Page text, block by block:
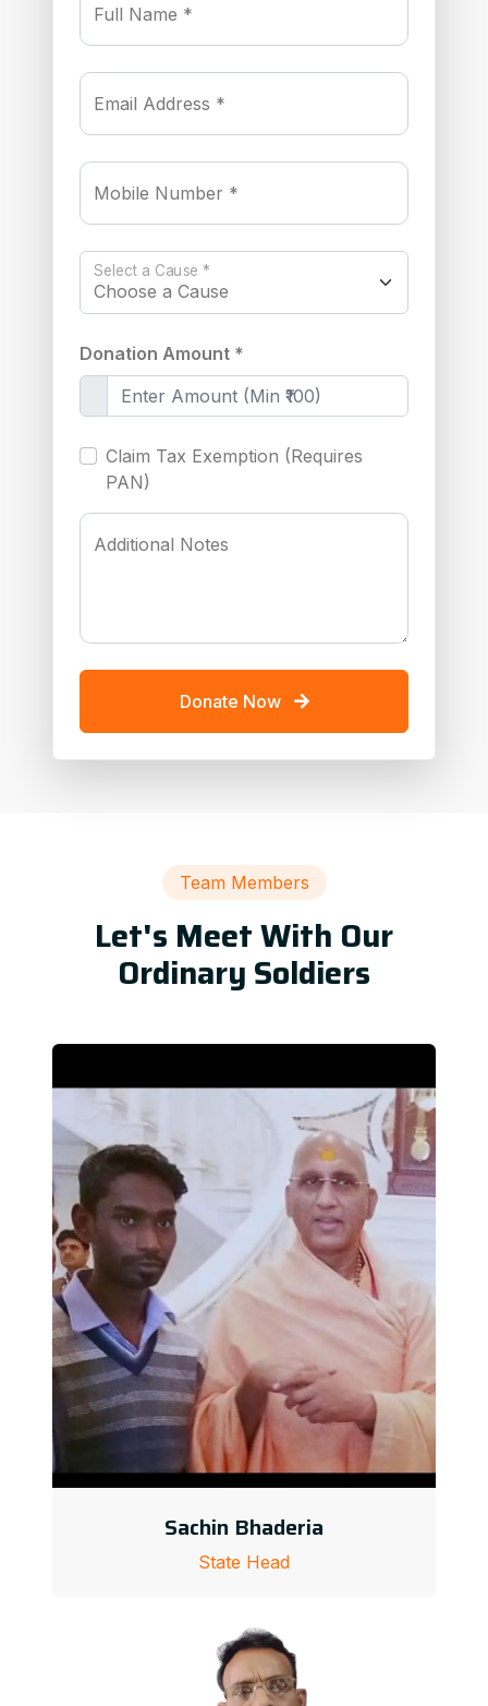
Full Name *
Email Address *
Mobile Number *
Select a Cause *
Donation Amount *
Claim Tax Exemption (Requires
PAN)
Additional Notes
Donate Now
Team Members
Let's Meet With Our
Ordinary Soldiers
Sachin Bhaderia
State Head